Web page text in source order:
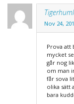
Nov 24,
Prova att
mycket
går nog
om man
får sova
olika sätt
bara